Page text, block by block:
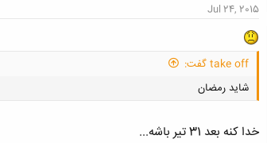
Jul 24, 2015
take off گفت:
شاید رمضان
خدا کنه بعد 31 تیر باشه...